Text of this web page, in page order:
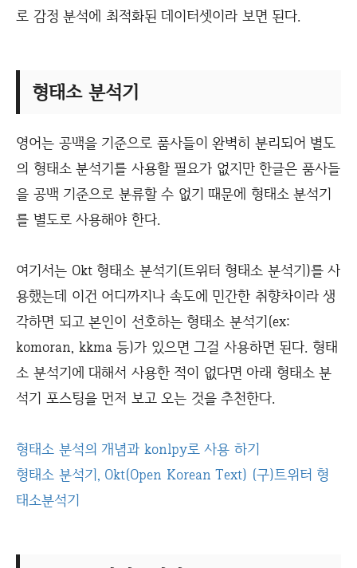
로 감정 분석에 최적화된 데이터셋이라 보면 된다.
형태소 분석기
영어는 공백을 기준으로 품사들이 완벽히 분리되어 별도
의 형태소 분석기를 사용할 필요가 없지만 한글은 품사들
을 공백 기준으로 분류할 수 없기 때문에 형태소 분석기
를 별도로 사용해야 한다.
여기서는 Okt 형태소 분석기(트위터 형태소 분석기)를 사
용했는데 이건 어디까지나 속도에 민간한 취향차이라 생
각하면 되고 본인이 선호하는 형태소 분석기(ex:
komoran, kkma 등)가 있으면 그걸 사용하면 된다. 형태
소 분석기에 대해서 사용한 적이 없다면 아래 형태소 분
석기 포스팅을 먼저 보고 오는 것을 추천한다.
형태소 분석의 개념과 konlpy로 사용 하기
형태소 분석기, Okt(Open Korean Text) (구)트위터 형
태소분석기